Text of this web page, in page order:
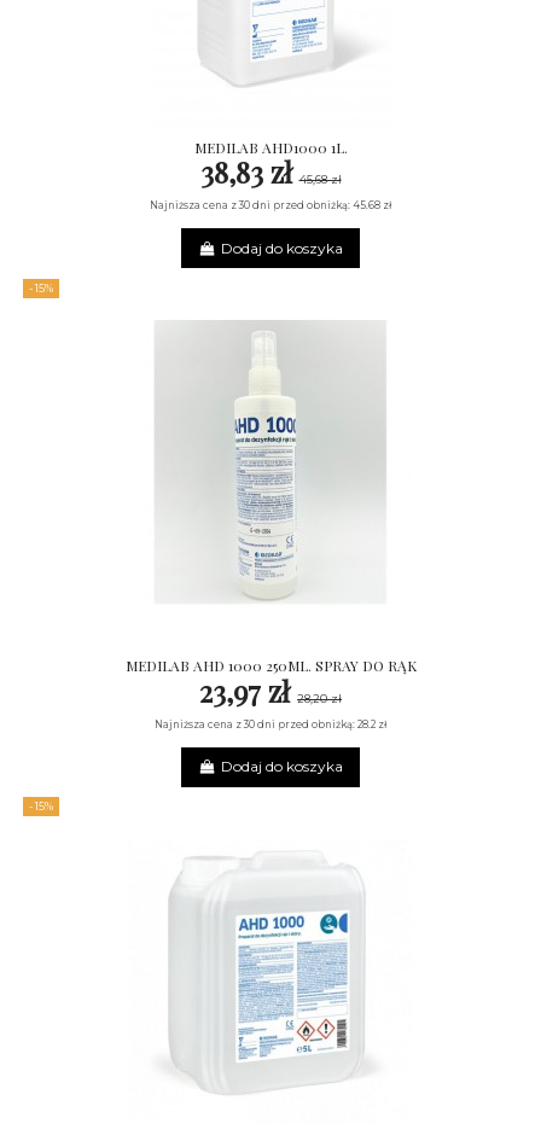
MEDILAB AHD1000 1L.
38,83 zł45,68 zł
Najniższa cena z 30 dni przed obniżką: 45.68 zł
Dodaj do koszyka
-15%
MEDILAB AHD 1000 250ML. SPRAY DO RĄK
23,97 zł 28,20 zł
Najniższa cena z 30 dni przed obniżką: 28.2 zł
Dodaj do koszyka
-15%